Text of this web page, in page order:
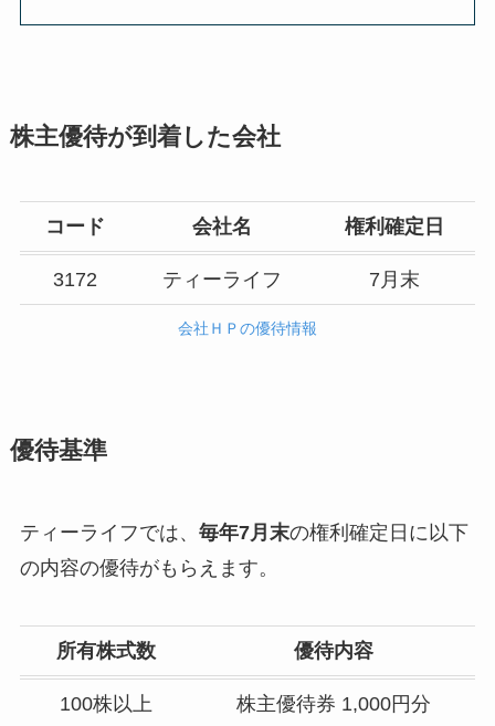
株主優待が到着した会社
コード 会社名 権利確定日
3172 ティーライフ 7月末
会社ＨＰの優待情報
優待基準
ティーライフでは、 毎年7月末の権利確定日に以下
の内容の優待がもらえます。
所有株式数 優待内容
100株以上 株主優待券 1,000円分